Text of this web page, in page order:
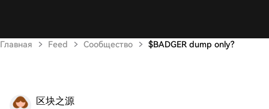
Главная Feed Сообщество $BADGER dump only?
区块之源